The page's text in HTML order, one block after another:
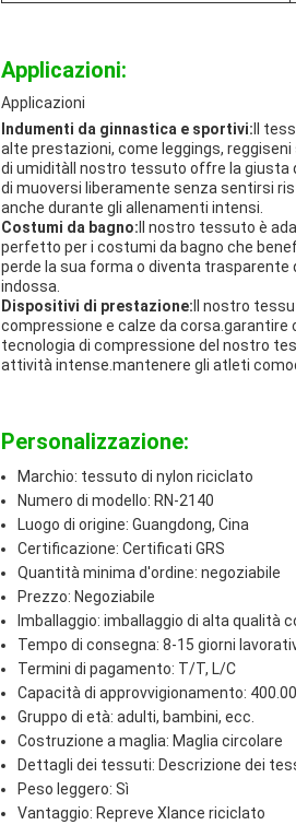
Applicazioni:
Applicazioni
Indumenti da ginnastica e sportivi: Il
alte prestazioni, come leggings,
di umiditàIl nostro tessuto offre la giusta
di muoversi liberamente senza sentirsi
anche durante gli allenamenti intensi.
Costumi da bagno: Il nostro tessuto è
perfetto per i costumi da bagno che
perde la sua forma o diventa
indossa.
Dispositivi di prestazione: Il nostro
compressione e calze da
tecnologia di compressione del nostro
attività intense.mantenere gli atleti
Personalizzazione:
Marchio: tessuto di nylon riciclato
Numero di modello: RN-2140
Luogo di origine: Guangdong, Cina
Certificazione: Certificati GRS
Quantità minima d'ordine: negoziabile
Prezzo: Negoziabile
Imballaggio: imballaggio di alta qualità
Tempo di consegna: 8-15 giorni
Termini di pagamento: T/T, L/C
Capacità di approvvigionamento:
Gruppo di età: adulti, bambini, ecc.
Costruzione a maglia: Maglia circolare
Dettagli dei tessuti: Descrizione dei
Peso leggero: Sì
Vantaggio: Repreve Xlance riciclato